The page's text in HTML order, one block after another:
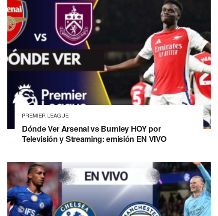
PREMIER LEAGUE
Dónde Ver Arsenal vs Burnley HOY por
Televisión y Streaming: emisión EN VIVO